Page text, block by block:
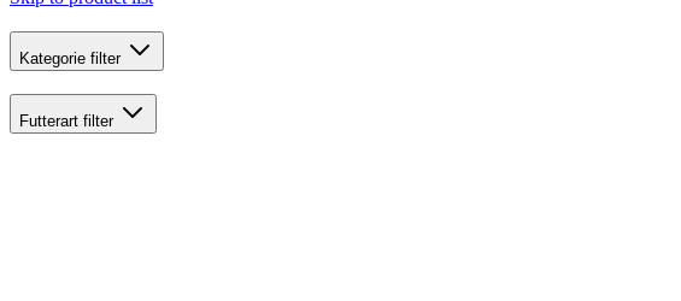
Kategorie filter
Futterart filter